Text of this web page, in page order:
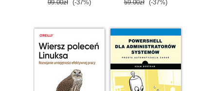
99.00zł (-37%) 59.00zł (-37%)